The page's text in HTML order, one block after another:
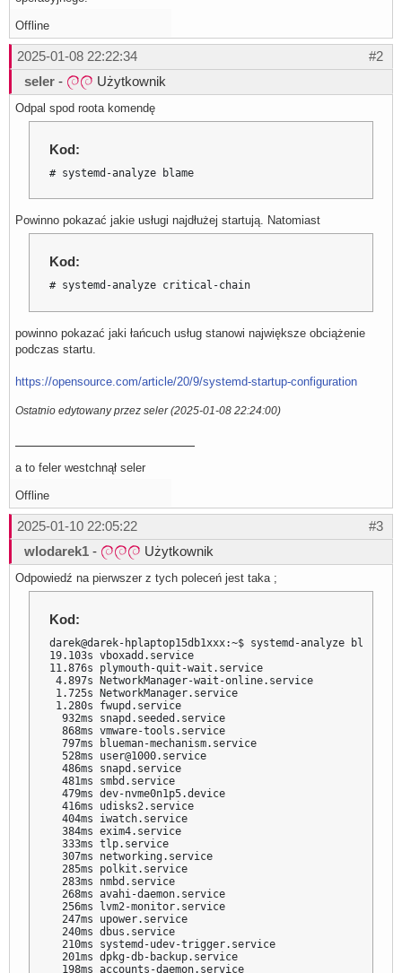
Offline
#2
2025-01-08 22:22:34
seler - Użytkownik
Odpal spod roota komendę
Kod:
# systemd-analyze blame
Powinno pokazać jakie usługi najdłużej startują. Natomiast
Kod:
# systemd-analyze critical-chain
powinno pokazać jaki łańcuch usług stanowi największe obciążenie
podczas startu.
https://opensource.com/article/20/9/systemd-startup-configuration
Ostatnio edytowany przez seler (2025-01-08 22:24:00)
a to feler westchnął seler
Offline
#3
2025-01-10 22:05:22
wlodarek1 - Użytkownik
Odpowiedź na pierwszer z tych poleceń jest taka ;
Kod:
darek@darek-hplaptop15db1xxx:~$ systemd-analyze blame
19.103s vboxadd.service
11.876s plymouth-quit-wait.service
4.897s NetworkManager-wait-online.service
1.725s NetworkManager.service
1.280s fwupd.service
  932ms snapd.seeded.service
  868ms vmware-tools.service
  797ms blueman-mechanism.service
  528ms user@1000.service
  486ms snapd.service
  481ms smbd.service
  479ms dev-nvme0n1p5.device
  416ms udisks2.service
  404ms iwatch.service
  384ms exim4.service
  333ms tlp.service
  307ms networking.service
  285ms polkit.service
  283ms nmbd.service
  268ms avahi-daemon.service
  256ms lvm2-monitor.service
  247ms upower.service
  240ms dbus.service
  210ms systemd-udev-trigger.service
  201ms dpkg-db-backup.service
  198ms accounts-daemon.service